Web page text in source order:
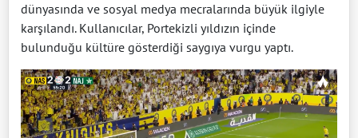
dünyasında ve sosyal medya mecralarında büyük ilgiyle
karşılandı. Kullanıcılar, Portekizli yıldızın içinde
bulunduğu kültüre gösterdiği saygıya vurgu yaptı.